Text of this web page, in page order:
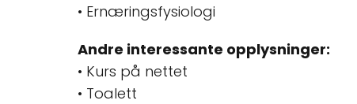
• Ernæringsfysiologi
Andre interessante opplysninger:
• Kurs på nettet
• Toalett